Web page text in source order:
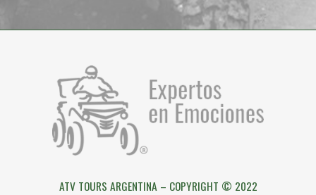
ATV TOURS ARGENTINA – COPYRIGHT © 2022